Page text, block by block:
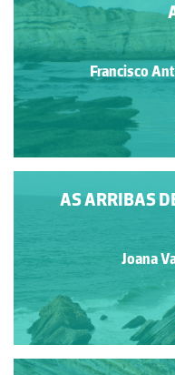
Francisco
AS ARRIBAS
Joana